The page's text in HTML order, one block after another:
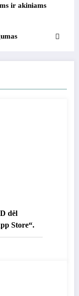
ir akiniams
dėl
Store“.